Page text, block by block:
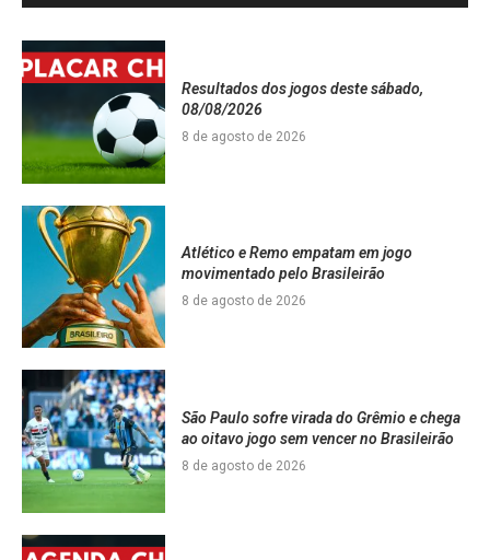
Resultados dos jogos deste sábado,
08/08/2026
8 de agosto de 2026
Atlético e Remo empatam em jogo
movimentado pelo Brasileirão
8 de agosto de 2026
São Paulo sofre virada do Grêmio e chega
ao oitavo jogo sem vencer no Brasileirão
8 de agosto de 2026